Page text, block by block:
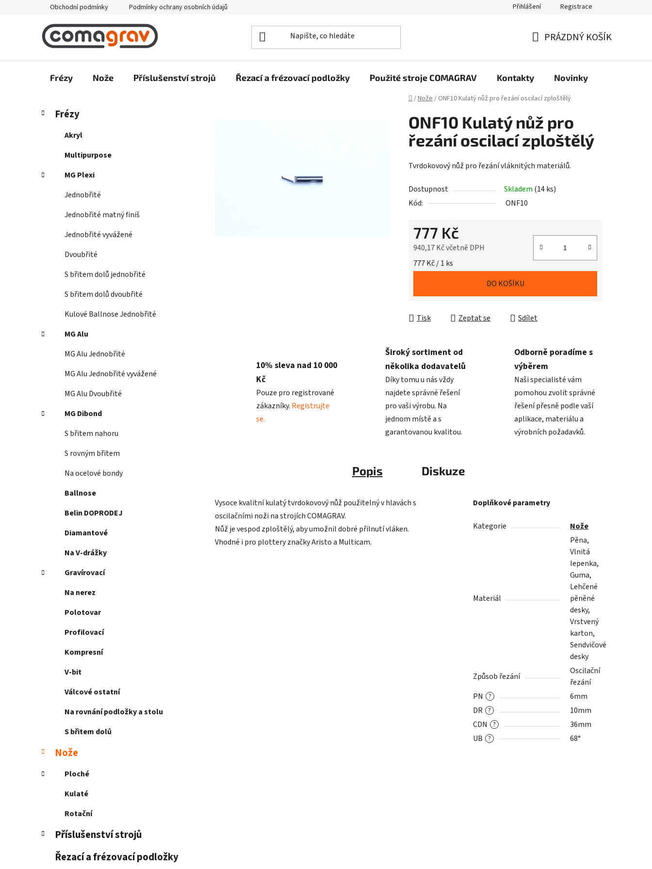
Obchodní podmínky Podmínky ochrany osobních údajů Přihlášení Registrace
KOŠÍK
PRÁZDNÝ KOŠÍK
Frézy Nože Příslušenství strojů Řezací a frézovací podložky Použité stroje COMAGRAV Kontakty Novinky
Domů
/Nože/ ONF10 Kulatý nůž pro řezání oscilací zploštělý
P
a
Přeskočit
kategorie
K
a
r
Frézy
Akryl
Multipurpose
MG Plexi
Jednobřité
Jednobřité matný finiš
Jednobřité vyvážené
Dvoubřité
S břitem dolů jednobřité
S břitem dolů dvoubřité
Kulové Ballnose Jednobřité
MG Alu
MG Alu Jednobřité
MG Alu Jednobřité vyvážené
MG Alu Dvoubřité
MG Dibond
S břitem nahoru
S rovným břitem
Na ocelové bondy
Ballnose
Belin DOPRODEJ
Diamantové
Na V-drážky
Gravírovací
Na nerez
Polotovar
Profilovací
Kompresní
V-bit
Válcové ostatní
Na rovnání podložky a stolu
S břitem dolů
Nože
Ploché
Kulaté
Rotační
Příslušenství strojů
Řezací a frézovací podložky
ONF10 Kulatý nůž pro
řezání oscilací zploštělý
Tvrdokovový nůž pro řezání vláknitých materiálů.
Dostupnost Skladem (14 ks)
Kód:
ONF10
777 Kč
940,17 Kč včetně DPH
Měrná cena:
777 Kč / 1 ks
DO KOŠÍKU
Tisk Zeptat se Sdílet
10% sleva nad 10 000
Kč
Pouze pro registrované
zákazníky. Registrujte
se.
Široký sortiment od
několika dodavatelů
Díky tomu u nás vždy
najdete správné řešení
pro vaši výrobu. Na
jednom místě a s
garantovanou kvalitou.
Odborně poradíme s
výběrem
Naši specialisté vám
pomohou zvolit správné
řešení přesně podle vaší
aplikace, materiálu a
výrobních požadavků.
Popis Diskuze
Vysoce kvalitní kulatý tvrdokovový nůž použitelný v hlavách s
oscilačními noži na strojích COMAGRAV.
Nůž je vespod zploštělý, aby umožnil dobré přilnutí vláken.
Vhodné i pro plottery značky Aristo a Multicam.
Doplňkové parametry
Kategorie Nože
Materiál
Pěna,
Vlnitá
lepenka,
Guma,
Lehčené
pěněné
desky,
Vrstvený
karton,
Sendvičové
desky
Způsob řezání
Oscilační
řezání
?
PN 6mm
?
DR 10mm
?
CDN 36mm
?
UB 68°